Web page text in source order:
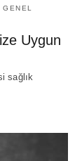
GENEL
Uygun
sağlık